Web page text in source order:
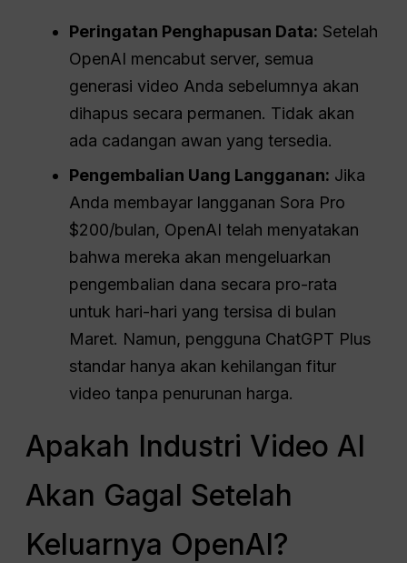
Peringatan Penghapusan Data: Setelah
OpenAI mencabut server, semua
generasi video Anda sebelumnya akan
dihapus secara permanen. Tidak akan
ada cadangan awan yang tersedia.
Pengembalian Uang Langganan: Jika
Anda membayar langganan Sora Pro
$200/bulan, OpenAI telah menyatakan
bahwa mereka akan mengeluarkan
pengembalian dana secara pro-rata
untuk hari-hari yang tersisa di bulan
Maret. Namun, pengguna ChatGPT Plus
standar hanya akan kehilangan fitur
video tanpa penurunan harga.
Apakah Industri Video AI
Akan Gagal Setelah
Keluarnya OpenAI?